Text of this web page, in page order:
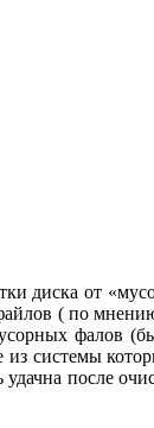
диска от
( по
фалов
системы
удачна после